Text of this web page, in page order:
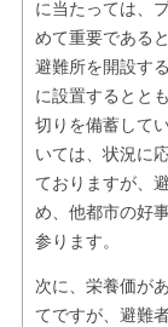
に当たっては、
めて重要である
避難所を開設す
に設置するとと
切りを備蓄して
いては、状況に
ておりますが、
め、他都市の好
参ります。
次に、栄養価が
てですが、避難